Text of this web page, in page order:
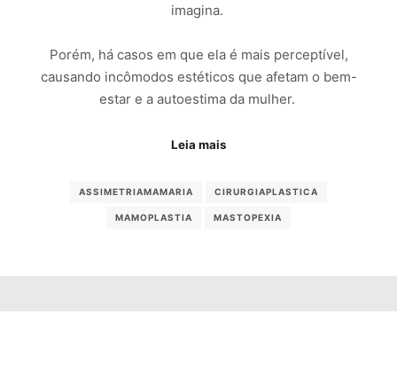
imagina.
Porém, há casos em que ela é mais perceptível,
causando incômodos estéticos que afetam o bem-
estar e a autoestima da mulher.
Leia mais
ASSIMETRIAMAMARIA CIRURGIAPLASTICA
MAMOPLASTIA MASTOPEXIA